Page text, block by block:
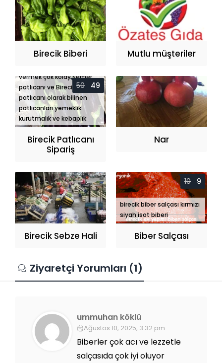
Birecik Biberi Mutlu müşteriler
vermek çok kolay Kemer
patlıcanı ve Birecik mezra
patlıcanı olarak bilinen
patlıcanları yemeklik
kurutmalık ve kebaplık
50 49
Birecik Patlıcanı
Sipariş
Nar
Birecik Sebze Hali
birecik biber salçası kırmızı
siyah isot biberi
10 9
Biber Salçası
Ziyaretçi Yorumları (1)
ummuhan köklü
Ağustos 10, 2025, 3:32 pm
Biberler çok acı ve lezzetle
salçasıda çok iyi oluyor